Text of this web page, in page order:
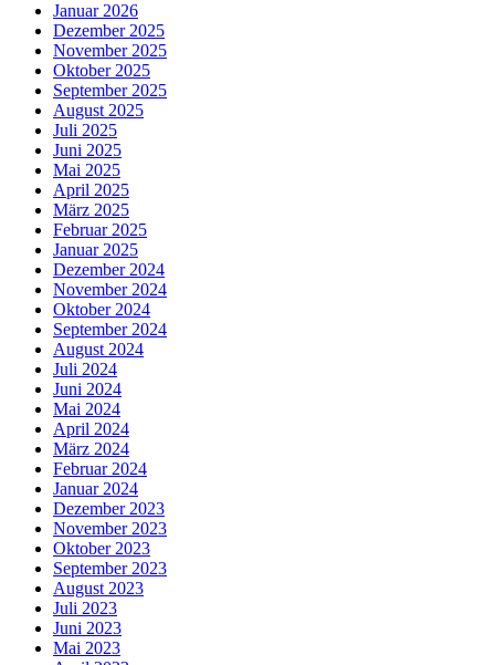
Januar 2026
Dezember 2025
November 2025
Oktober 2025
September 2025
August 2025
Juli 2025
Juni 2025
Mai 2025
April 2025
März 2025
Februar 2025
Januar 2025
Dezember 2024
November 2024
Oktober 2024
September 2024
August 2024
Juli 2024
Juni 2024
Mai 2024
April 2024
März 2024
Februar 2024
Januar 2024
Dezember 2023
November 2023
Oktober 2023
September 2023
August 2023
Juli 2023
Juni 2023
Mai 2023